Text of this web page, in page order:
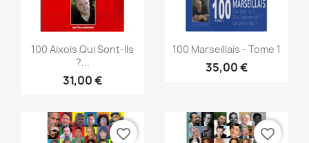
Vista rápida
100 Aixois Qui Sont-Ils
?...
31,00 €
Vista rápida
100 Marseillais - Tome 1
35,00 €
favorite_border favorite_border